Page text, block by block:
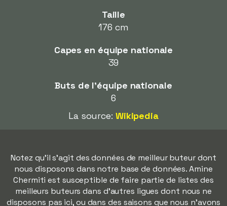
Taille
176 cm
Capes en équipe nationale
39
Buts de l'équipe nationale
6
La source: Wikipedia
Notez qu'il s'agit des données de meilleur buteur dont
nous disposons dans notre base de données. Amine
Chermiti est susceptible de faire partie de listes des
meilleurs buteurs dans d'autres ligues dont nous ne
disposons pas ici, ou dans des saisons que nous n'avons